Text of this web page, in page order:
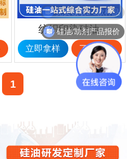
纺织印染硅油
立即拿样 了解更多
1
免费领取2-3款样品
硅油/助剂产品报价